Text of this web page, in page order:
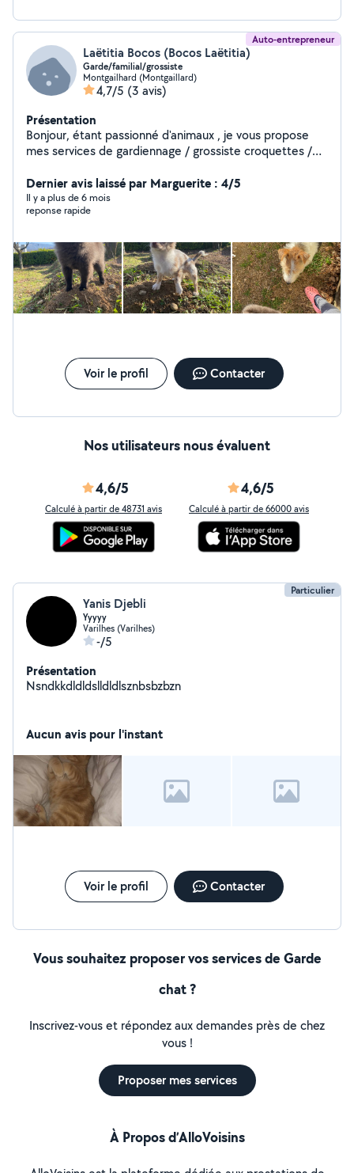
Auto-entrepreneur
Laëtitia Bocos (Bocos Laëtitia)
Garde/familial/grossiste
Montgailhard (Montgaillard)
4,7/5 (3 avis)
Présentation
Bonjour, étant passionné d'animaux , je vous propose
mes services de gardiennage / grossiste croquettes /
familial avec parc clôturé accepte chien non fugueur /
sociabilité exiger . C'est avec un grand plaisir de les
accueillirs toute l'année , pour le mois , le week-end où
me contacter cordialement .Louna à bientôt
Dernier avis laissé par Marguerite : 4/5
Il y a plus de 6 mois
reponse rapide
Voir le profil Contacter
Nos utilisateurs nous évaluent
4,6/5
Calculé à partir de 48731 avis
4,6/5
Calculé à partir de 66000 avis
Particulier
Yanis Djebli
Yyyyy
Varilhes (Varilhes)
-/5
Présentation
Nsndkkdldldslldldlsznbsbzbzn
Aucun avis pour l'instant
Voir le profil Contacter
Vous souhaitez proposer vos services de Garde
chat ?
Inscrivez-vous et répondez aux demandes près de chez
vous !
Proposer mes services
À Propos d’AlloVoisins